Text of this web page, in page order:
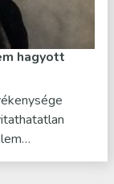
hagyott